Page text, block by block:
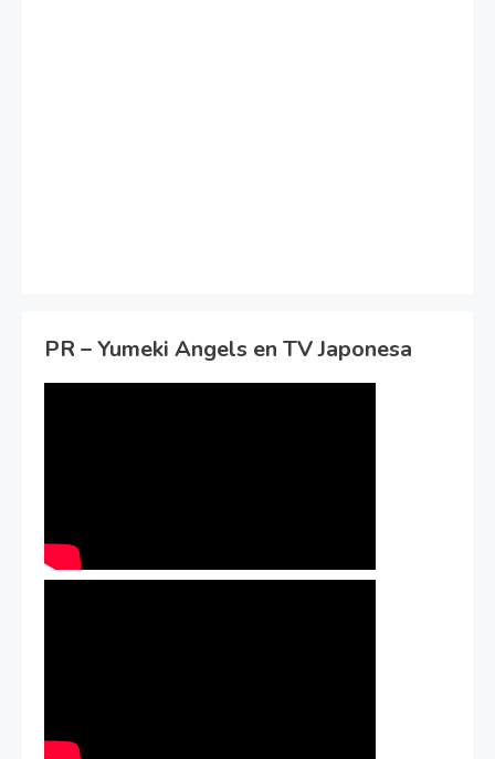
PR – Yumeki Angels en TV Japonesa